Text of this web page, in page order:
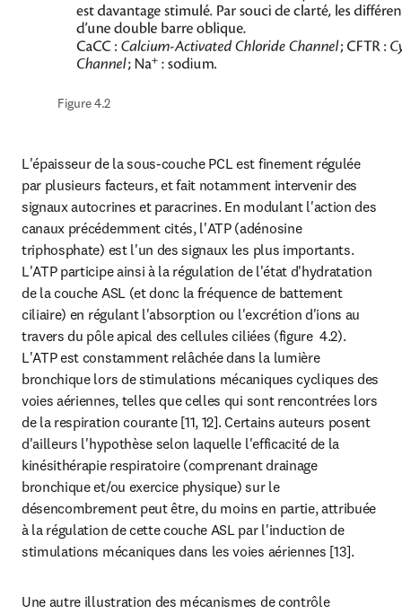
Figure 4.2
L'épaisseur de la sous-couche PCL est finement régulée
par plusieurs facteurs, et fait notamment intervenir des
signaux autocrines et paracrines. En modulant l'action des
canaux précédemment cités, l'ATP (adénosine
triphosphate) est l'un des signaux les plus importants.
L'ATP participe ainsi à la régulation de l'état d'hydratation
de la couche ASL (et donc la fréquence de battement
ciliaire) en régulant l'absorption ou l'excrétion d'ions au
travers du pôle apical des cellules ciliées (figure  4.2).
L'ATP est constamment relâchée dans la lumière
bronchique lors de stimulations mécaniques cycliques des
voies aériennes, telles que celles qui sont rencontrées lors
de la respiration courante [11, 12]. Certains auteurs posent
d'ailleurs l'hypothèse selon laquelle l'efficacité de la
kinésithérapie respiratoire (comprenant drainage
bronchique et/ou exercice physique) sur le
désencombrement peut être, du moins en partie, attribuée
à la régulation de cette couche ASL par l'induction de
stimulations mécaniques dans les voies aériennes [13].
Une autre illustration des mécanismes de contrôle